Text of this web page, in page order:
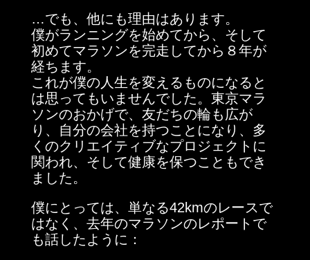
…でも、他にも理由はあります。
僕がランニングを始めてから、そして
初めてマラソンを完走してから８年が
経ちます。
これが僕の人生を変えるものになると
は思ってもいませんでした。東京マラ
ソンのおかげで、友だちの輪も広が
り、自分の会社を持つことになり、多
くのクリエイティブなプロジェクトに
関われ、そして健康を保つこともでき
ました。
僕にとっては、単なる42kmのレースで
はなく、去年のマラソンのレポートで
も話したように：